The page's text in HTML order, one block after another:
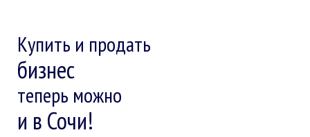
Купить и продать
бизнес
теперь можно
и в Сочи!